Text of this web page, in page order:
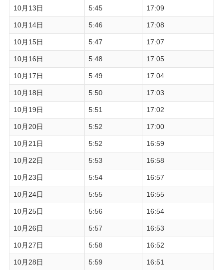
10月13日 5:45 17:09
10月14日 5:46 17:08
10月15日 5:47 17:07
10月16日 5:48 17:05
10月17日 5:49 17:04
10月18日 5:50 17:03
10月19日 5:51 17:02
10月20日 5:52 17:00
10月21日 5:52 16:59
10月22日 5:53 16:58
10月23日 5:54 16:57
10月24日 5:55 16:55
10月25日 5:56 16:54
10月26日 5:57 16:53
10月27日 5:58 16:52
10月28日 5:59 16:51